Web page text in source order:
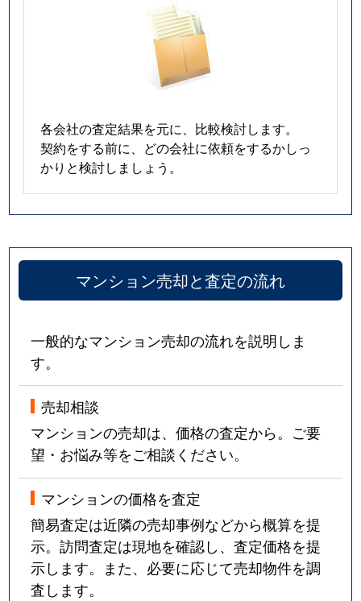
各会社の査定結果を元に、比較検討します。
契約をする前に、どの会社に依頼をするかしっ
かりと検討しましょう。
マンション売却と査定の流れ
一般的なマンション売却の流れを説明しま
す。
売却相談
マンションの売却は、価格の査定から。ご要
望・お悩み等をご相談ください。
マンションの価格を査定
簡易査定は近隣の売却事例などから概算を提
示。訪問査定は現地を確認し、査定価格を提
示します。また、必要に応じて売却物件を調
査します。